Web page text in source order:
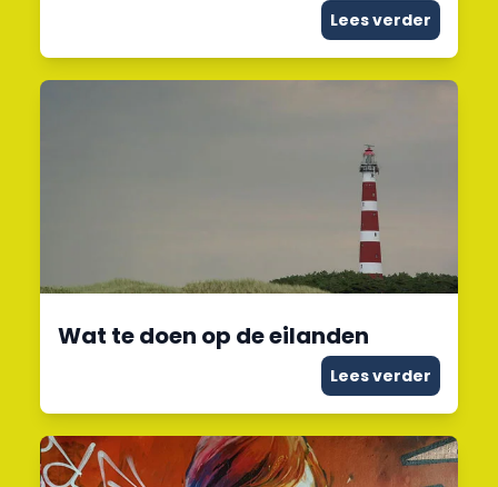
Lees verder
Wat te doen op de eilanden
Lees verder